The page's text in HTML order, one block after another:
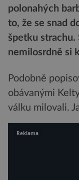
polonahých
to, že se snad
špetku strachu.
nemilosrdně si
Podobně
obávanými
válku milovali.
Reklama